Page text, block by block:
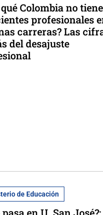
Colombia no tiene
profesionales
carreras? Las
del desajuste
de Educación